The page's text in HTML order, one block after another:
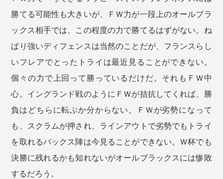
勝てる可能性も大きいが、ＦＷ力が一段上のオールブラ
ックス相手では、この程度の力で勝てるはずがない。ね
ばり強いディフェンスは当然のことだが、フランスらし
いフレアでとったトライは最近見ることができない。
個々の力で上回って勝っているだけだ。それもＦＷ中
心。イングランド戦のようにＦＷが拮抗してくれば、勝
負はどちらに転ぶか分からない。ＦＷが劣勢になって
も、スクラムが押され、ラインアウトで劣勢でもトライ
を取れるバックス陣は今見ることができない。Ｗ杯でも
決勝に残れるかも知れないがオールブラックスには惨敗
するだろう。